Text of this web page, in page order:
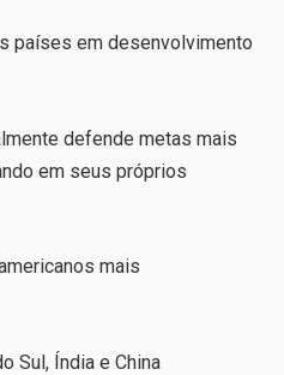
países em desenvolvimento
defende metas mais
em seus próprios
mais
Sul, Índia e China